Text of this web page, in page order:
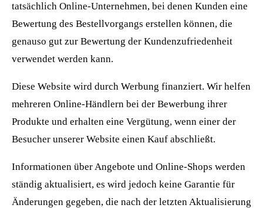
tatsächlich Online-Unternehmen, bei denen Kunden eine
Bewertung des Bestellvorgangs erstellen können, die
genauso gut zur Bewertung der Kundenzufriedenheit
verwendet werden kann.
Diese Website wird durch Werbung finanziert. Wir helfen
mehreren Online-Händlern bei der Bewerbung ihrer
Produkte und erhalten eine Vergütung, wenn einer der
Besucher unserer Website einen Kauf abschließt.
Informationen über Angebote und Online-Shops werden
ständig aktualisiert, es wird jedoch keine Garantie für
Änderungen gegeben, die nach der letzten Aktualisierung